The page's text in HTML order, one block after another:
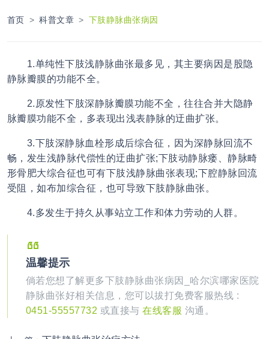
首页 科普文章 下肢静脉曲张病因
1.单纯性下肢浅静脉曲张最多见，其主要病因是股隐
静脉瓣膜的功能不全。
2.原发性下肢深静脉瓣膜功能不全，往往合并大隐静
脉瓣膜功能不全，多表现出浅表静脉的迂曲扩张。
3.下肢深静脉血栓形成后综合征，因为深静脉回流不
畅，发生浅静脉代偿性的迂曲扩张;下肢动静脉瘘、静脉畸
形骨肥大综合征也可有下肢浅静脉曲张表现;下腔静脉回流
受阻，如布加综合征，也可导致下肢静脉曲张 。
4.多发生于持久从事站立工作和体力劳动的人群。
温馨提示
倘若您想了解更多下肢静脉曲张病因_哈尔滨哪家医院
静脉曲张好相关信息，您可以拔打免费客服热线 :
0451-55557732 或直接与在线客服 沟通。